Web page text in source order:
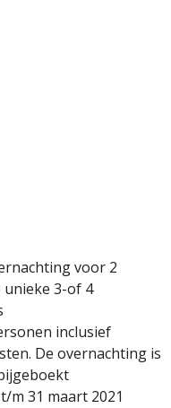
voor 2
unieke 3-of 4
inclusief
De overnachting is
m 31 maart 2021